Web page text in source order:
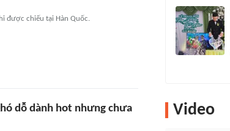
được chiếu tại Hàn Quốc.
dỗ dành hot nhưng chưa
Video